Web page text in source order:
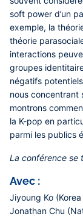
soft power d’un
exemple, la
théorie
interactions
groupes
négatifs
nous concentrant
montrons
la K-pop en
parmi les publics
La conférence se
Avec :
Jiyoung Ko
Jonathan Chu